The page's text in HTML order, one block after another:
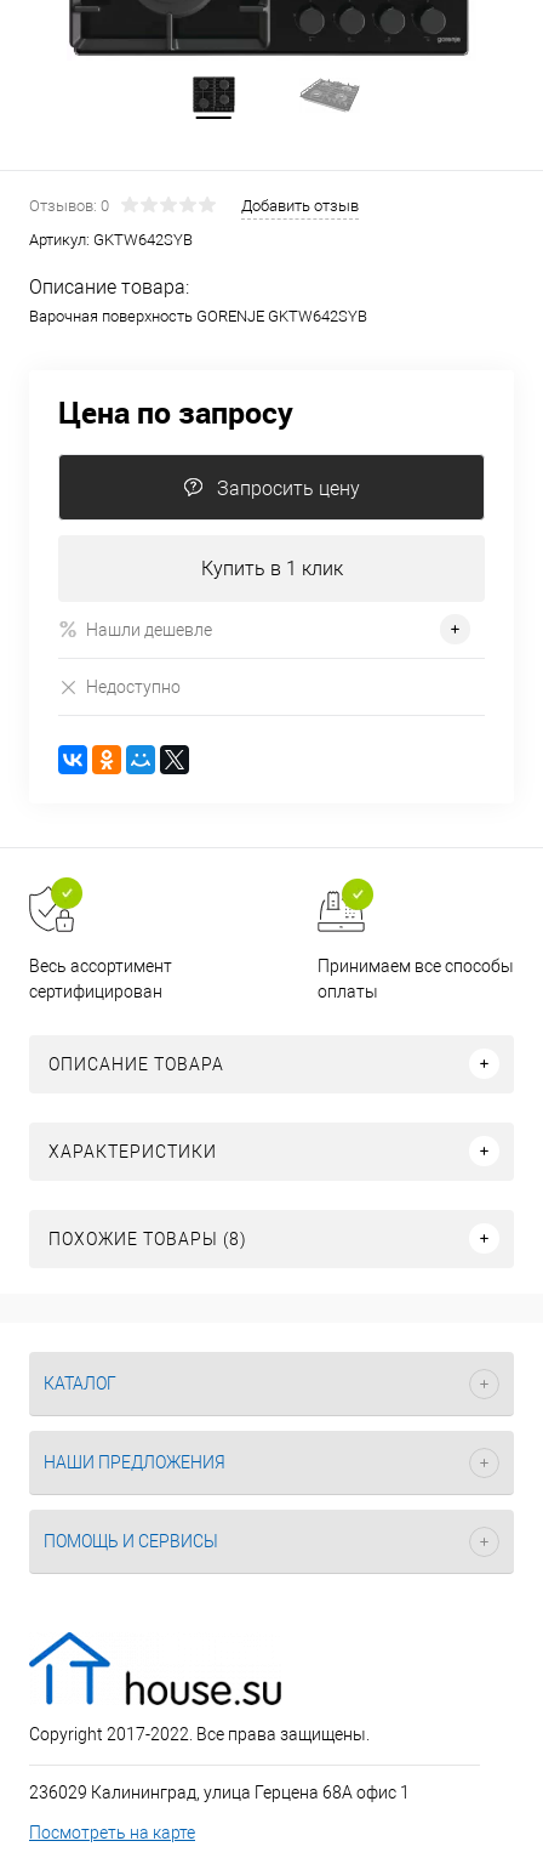
Отзывов: 0
Добавить отзыв
Артикул: GKTW642SYB
Описание товара:
Варочная поверхность GORENJE GKTW642SYB
Цена по запросу
Запросить цену
Купить в 1 клик
Нашли дешевле
Недоступно
Весь ассортимент
сертифицирован
Принимаем все способы
оплаты
ОПИСАНИЕ ТОВАРА
ХАРАКТЕРИСТИКИ
ПОХОЖИЕ ТОВАРЫ (8)
КАТАЛОГ
НАШИ ПРЕДЛОЖЕНИЯ
ПОМОЩЬ И СЕРВИСЫ
Copyright 2017-2022. Все права защищены.
236029 Калининград, улица Герцена 68А офис 1
Посмотреть на карте